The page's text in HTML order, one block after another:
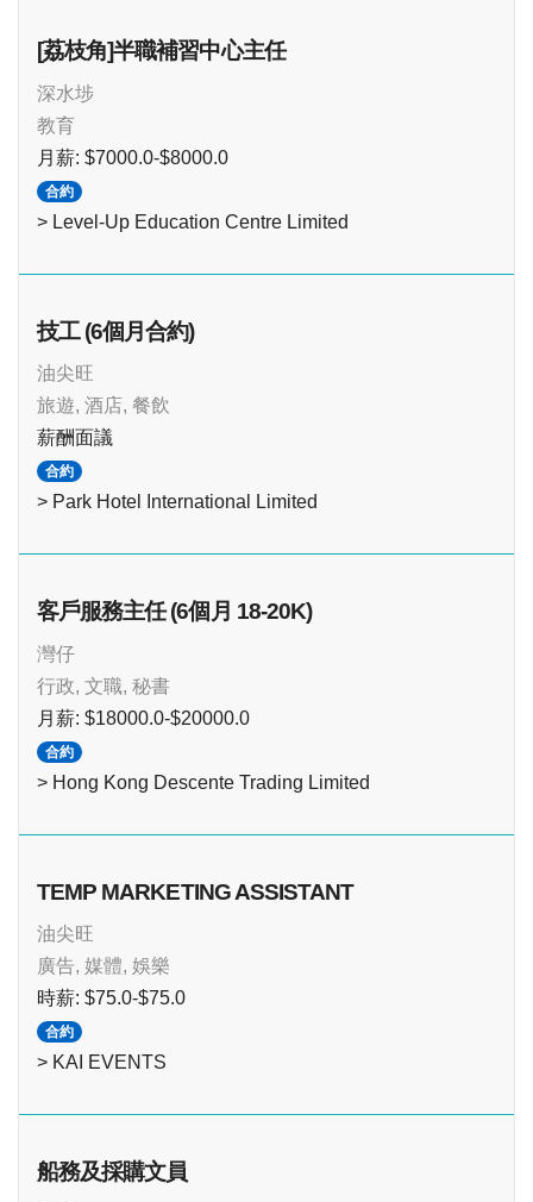
[荔枝角]半職補習中心主任
深水埗
教育
月薪: $7000.0-$8000.0
合約
> Level-Up Education Centre Limited
技工 (6個月合約)
油尖旺
旅遊, 酒店, 餐飲
薪酬面議
合約
> Park Hotel International Limited
客戶服務主任 (6個月 18-20K)
灣仔
行政, 文職, 秘書
月薪: $18000.0-$20000.0
合約
> Hong Kong Descente Trading Limited
TEMP MARKETING ASSISTANT
油尖旺
廣告, 媒體, 娛樂
時薪: $75.0-$75.0
合約
> KAI EVENTS
船務及採購文員